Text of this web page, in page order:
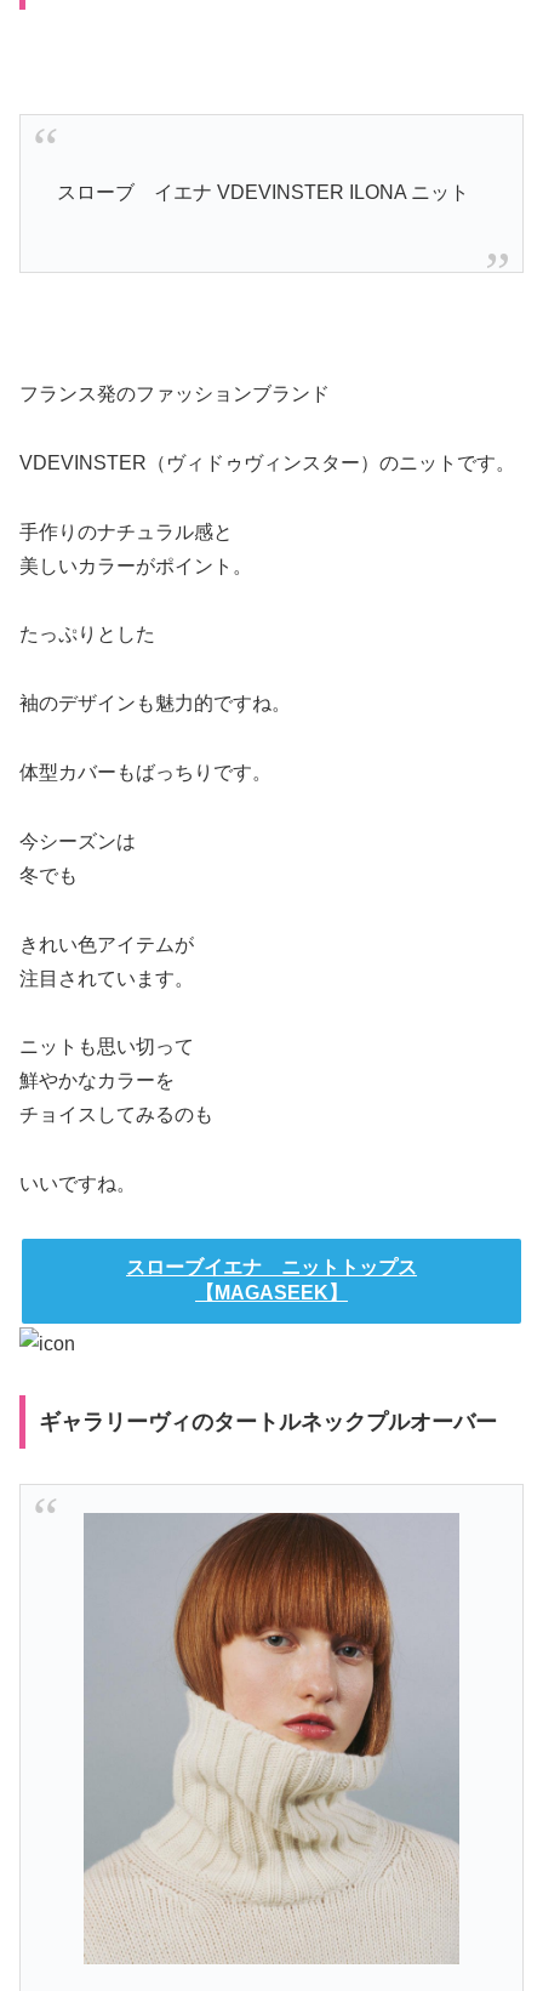
スローブ イエナ VDEVINSTER ILONA ニット
フランス発のファッションブランド
VDEVINSTER（ヴィドゥヴィンスター）のニットです。
手作りのナチュラル感と
美しいカラーがポイント。
たっぷりとした
袖のデザインも魅力的ですね。
体型カバーもばっちりです。
今シーズンは
冬でも
きれい色アイテムが
注目されています。
ニットも思い切って
鮮やかなカラーを
チョイスしてみるのも
いいですね。
スローブイエナ ニットトップス
【MAGASEEK】
ギャラリーヴィのタートルネックプルオーバー